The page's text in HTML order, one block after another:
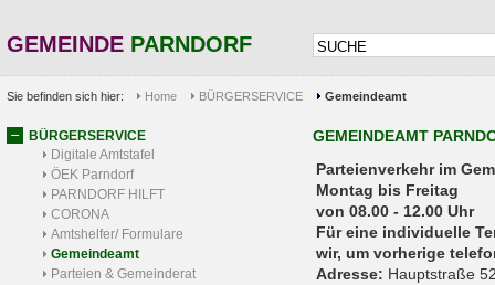
GEMEINDE PARNDORF
Sie befinden sich hier: Home BÜRGERSERVICE Gemeindeamt
BÜRGERSERVICE
Digitale Amtstafel
ÖEK Parndorf
PARNDORF HILFT
CORONA
Amtshelfer/ Formulare
Gemeindeamt
Parteien & Gemeinderat
GEMEINDEAMT
Parteienverkehr
Montag bis Freitag
von 08.00 - 12.00 Uhr
Für eine individuelle
wir, um vorherige
Adresse: Hauptstraße